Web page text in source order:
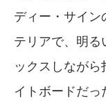
ディー・サイ
テリアで、明る
ックスしなが
イトボードだ